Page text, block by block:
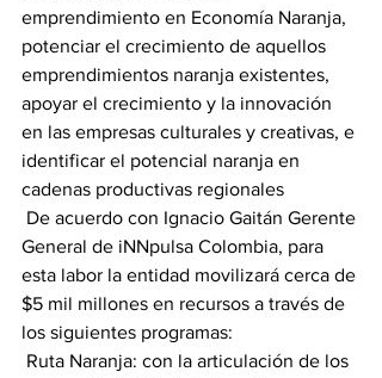
emprendimiento en Economía Naranja,
potenciar el crecimiento de aquellos
emprendimientos naranja existentes,
apoyar el crecimiento y la innovación
en las empresas culturales y creativas, e
identificar el potencial naranja en
cadenas productivas regionales
De acuerdo con Ignacio Gaitán Gerente
General de iNNpulsa Colombia, para
esta labor la entidad movilizará cerca de
$5 mil millones en recursos a través de
los siguientes programas:
Ruta Naranja: con la articulación de los